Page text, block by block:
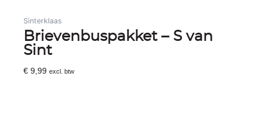
Sinterklaas
Brievenbuspakket – S van
Sint
€ 9,99 excl. btw